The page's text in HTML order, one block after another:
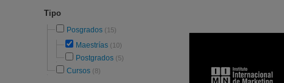
Tipo
Posgrados (15)
Maestrías (10)
Postgrados (5)
Cursos (8)